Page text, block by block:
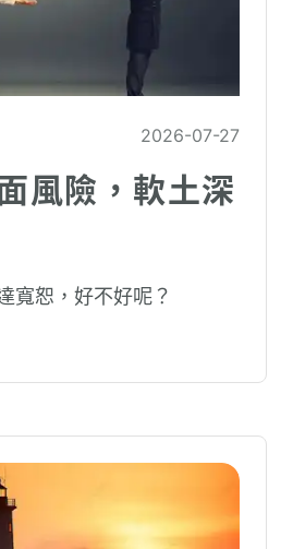
2026-07-27
風險，軟土深
寬恕，好不好呢？